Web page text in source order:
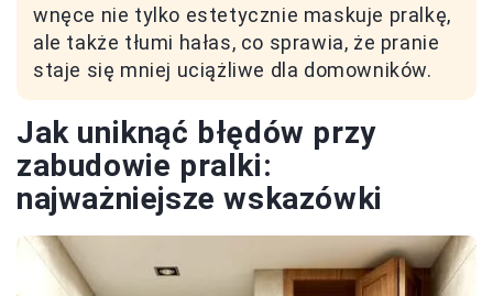
wnęce nie tylko estetycznie maskuje pralkę,
ale także tłumi hałas, co sprawia, że pranie
staje się mniej uciążliwe dla domowników.
Jak uniknąć błędów przy
zabudowie pralki:
najważniejsze wskazówki